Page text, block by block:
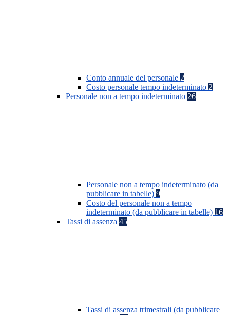
Conto annuale del personale 2
Costo personale tempo indeterminato 2
Personale non a tempo indeterminato 26
Personale non a tempo indeterminato (da
pubblicare in tabelle) 9
Costo del personale non a tempo
indeterminato (da pubblicare in tabelle) 16
Tassi di assenza 45
Tassi di assenza trimestrali (da pubblicare